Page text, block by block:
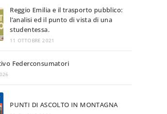
Reggio Emilia e il trasporto pubblico:
l’analisi ed il punto di vista di una
studentessa.
11 OTTOBRE 2021
Federconsumatori
PUNTI DI ASCOLTO IN MONTAGNA